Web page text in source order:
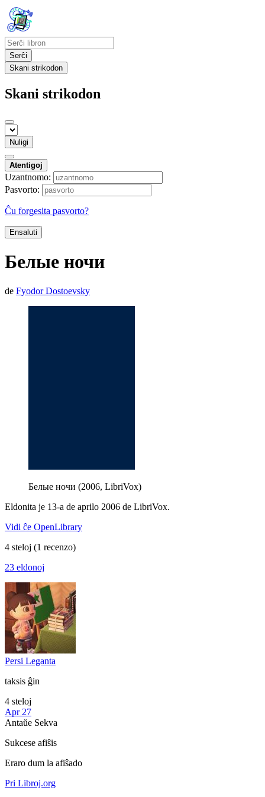
Serĉi
Skani strikodon
Skani strikodon
Nuligi
Atentigoj
Uzantnomo:
Pasvorto:
Ĉu forgesita pasvorto?
Ensaluti
Белые ночи
de Fyodor Dostoevsky
Белые ночи (2006, LibriVox)
Eldonita je 13-a de aprilo 2006 de LibriVox.
Vidi ĉe OpenLibrary
4 steloj (1 recenzo)
23 eldonoj
Persi Leganta
taksis ĝin
4 steloj
Apr 27
Antaŭe Sekva
Sukcese afiŝis
Eraro dum la afiŝado
Pri Libroj.org